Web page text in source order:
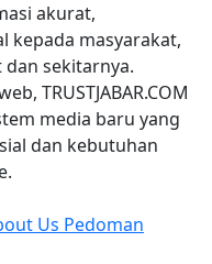
akurat,
kepada masyarakat,
dan sekitarnya.
TRUSTJABAR.COM
media baru yang
dan kebutuhan
Us Pedoman